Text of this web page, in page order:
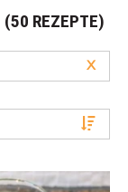
(50 REZEPTE)
X